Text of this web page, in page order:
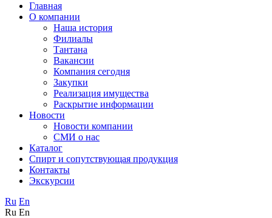
Главная
О компании
Наша история
Филиалы
Тантана
Вакансии
Компания сегодня
Закупки
Реализация имущества
Раскрытие информации
Новости
Новости компании
СМИ о нас
Каталог
Спирт и сопутствующая продукция
Контакты
Экскурсии
Ru En
Ru En